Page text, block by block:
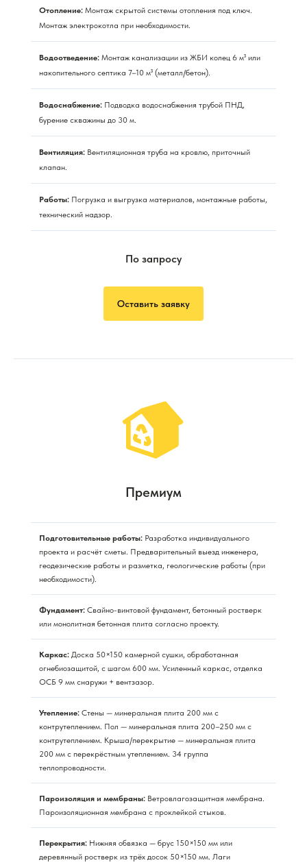
Отопление: Монтаж скрытой системы отопления под ключ.
Монтаж электрокотла при необходимости.
Водоотведение: Монтаж канализации из ЖБИ колец 6 м³ или
накопительного септика 7–10 м³ (металл/бетон).
Водоснабжение: Подводка водоснабжения трубой ПНД,
бурение скважины до 30 м.
Вентиляция: Вентиляционная труба на кровлю, приточный
клапан.
Работы: Погрузка и выгрузка материалов, монтажные работы,
технический надзор.
По запросу
Оставить заявку
Премиум
Подготовительные работы: Разработка индивидуального
проекта и расчёт сметы. Предварительный выезд инженера,
геодезические работы и разметка, геологические работы (при
необходимости).
Фундамент: Свайно-винтовой фундамент, бетонный ростверк
или монолитная бетонная плита согласно проекту.
Каркас: Доска 50×150 камерной сушки, обработанная
огнебиозащитой, с шагом 600 мм. Усиленный каркас, отделка
ОСБ 9 мм снаружи + вентзазор.
Утепление: Стены — минеральная плита 200 мм с
контрутеплением. Пол — минеральная плита 200–250 мм с
контрутеплением. Крыша/перекрытие — минеральная плита
200 мм с перекрёстным утеплением. 34 группа
теплопроводности.
Пароизоляция и мембраны: Ветровлагозащитная мембрана.
Пароизоляционная мембрана с проклейкой стыков.
Перекрытия: Нижняя обвязка — брус 150×150 мм или
деревянный ростверк из трёх досок 50×150 мм. Лаги